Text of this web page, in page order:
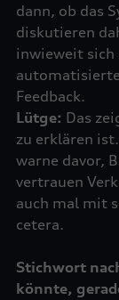
dann, ob das
diskutieren
inwieweit sich
Lütge: Das
zu erklären
warne davor,
vertrauen
auch mal mit
cetera.
Stichwort
könnte,